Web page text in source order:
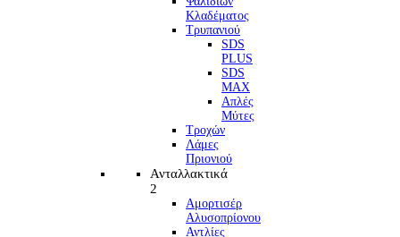
Κλαδέματος
Τρυπανιού
SDS
PLUS
SDS
MAX
Απλές
Μύτες
Τροχών
Λάμες
Πριονιού
Ανταλλακτικά
2
Αμορτισέρ
Αλυσοπρίονου
Αντλίες